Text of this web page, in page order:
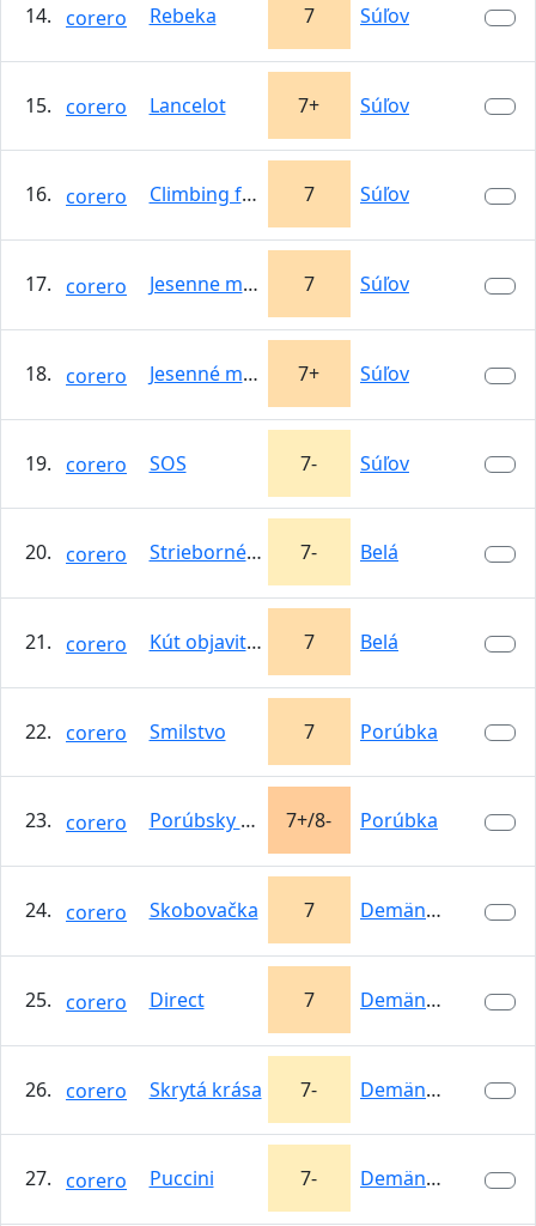
14. corero Rebeka 7 Súľov
15. corero Lancelot 7+ Súľov
16. corero Climbing for You 7 Súľov
17. corero Jesenne matury-prava varianta 7 Súľov
18. corero Jesenné matury 7+ Súľov
19. corero SOS 7- Súľov
20. corero Strieborné platne 7- Belá
21. corero Kút objaviteľov 7 Belá
22. corero Smilstvo 7 Porúbka
23. corero Porúbsky zbojníci 7+/8- Porúbka
24. corero Skobovačka 7 Demänovská…
25. corero Direct 7 Demänovská…
26. corero Skrytá krása 7- Demänovská…
27. corero Puccini 7- Demänovská…